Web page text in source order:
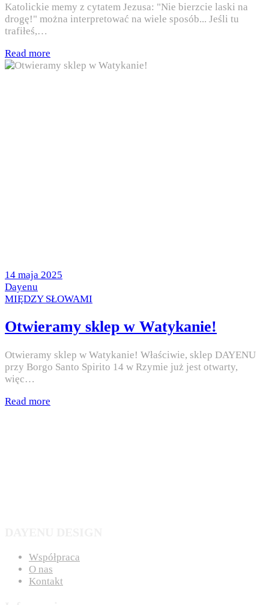
Katolickie memy z cytatem Jezusa: "Nie bierzcie laski na
drogę!" można interpretować na wiele sposób... Jeśli tu
trafiłeś,…
Read more
Posted
on
14 maja 2025
by
Dayenu
Posted
MIĘDZY SŁOWAMI
Otwieramy sklep w Watykanie!
Otwieramy sklep w Watykanie! Właściwie, sklep DAYENU
przy Borgo Santo Spirito 14 w Rzymie już jest otwarty,
więc…
Read more
Współpraca
O nas
Kontakt